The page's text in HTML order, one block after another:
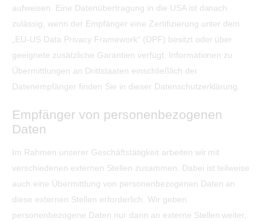
aufweisen. Eine Datenübertragung in die USA ist danach
zulässig, wenn der Empfänger eine Zertifizierung unter dem
„EU-US Data Privacy Framework“ (DPF) besitzt oder über
geeignete zusätzliche Garantien verfügt. Informationen zu
Übermittlungen an Drittstaaten einschließlich der
Datenempfänger finden Sie in dieser Datenschutzerklärung.
Empfänger von personenbezogenen
Daten
Im Rahmen unserer Geschäftstätigkeit arbeiten wir mit
verschiedenen externen Stellen zusammen. Dabei ist teilweise
auch eine Übermittlung von personenbezogenen Daten an
diese externen Stellen erforderlich. Wir geben
personenbezogene Daten nur dann an externe Stellen weiter,